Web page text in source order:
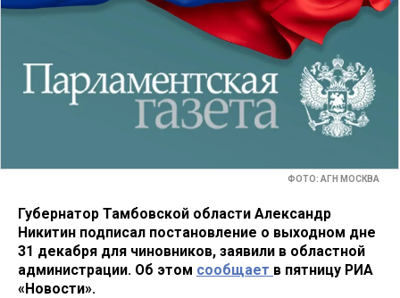
ФОТО: АГН МОСКВА
Губернатор Тамбовской области Александр
Никитин подписал постановление о выходном дне
31 декабря для чиновников, заявили в областной
администрации. Об этом сообщает в пятницу РИА
«Новости».